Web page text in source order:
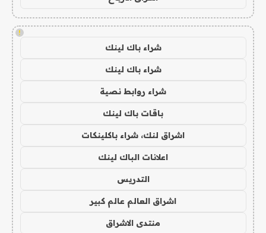
!
شراء باك لينك
شراء باك لينك
شراء روابط نصية
باقات باك لينك
اشراق لنك، شراء باكلينكات
اعلانات الباك لينك
التدريس
اشراق العالم عالم كبير
منتدى الاشراق